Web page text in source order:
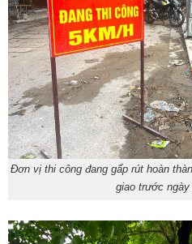
Đơn vị thi công đang gấp rút hoàn
giao trước ngày